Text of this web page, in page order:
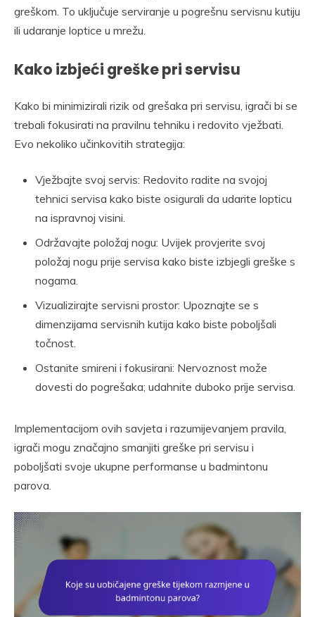
greškom. To uključuje serviranje u pogrešnu servisnu kutiju
ili udaranje loptice u mrežu.
Kako izbjeći greške pri servisu
Kako bi minimizirali rizik od grešaka pri servisu, igrači bi se
trebali fokusirati na pravilnu tehniku i redovito vježbati.
Evo nekoliko učinkovitih strategija:
Vježbajte svoj servis: Redovito radite na svojoj
tehnici servisa kako biste osigurali da udarite lopticu
na ispravnoj visini.
Održavajte položaj nogu: Uvijek provjerite svoj
položaj nogu prije servisa kako biste izbjegli greške s
nogama.
Vizualizirajte servisni prostor: Upoznajte se s
dimenzijama servisnih kutija kako biste poboljšali
točnost.
Ostanite smireni i fokusirani: Nervoznost može
dovesti do pogrešaka; udahnite duboko prije servisa.
Implementacijom ovih savjeta i razumijevanjem pravila,
igrači mogu značajno smanjiti greške pri servisu i
poboljšati svoje ukupne performanse u badmintonu
parova.